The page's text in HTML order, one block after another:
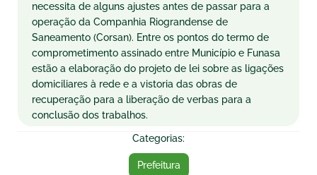
necessita de alguns ajustes antes de passar para a
operação da Companhia Riograndense de
Saneamento (Corsan). Entre os pontos do termo de
comprometimento assinado entre Município e Funasa
estão a elaboração do projeto de lei sobre as ligações
domiciliares à rede e a vistoria das obras de
recuperação para a liberação de verbas para a
conclusão dos trabalhos.
Categorias:
Prefeitura